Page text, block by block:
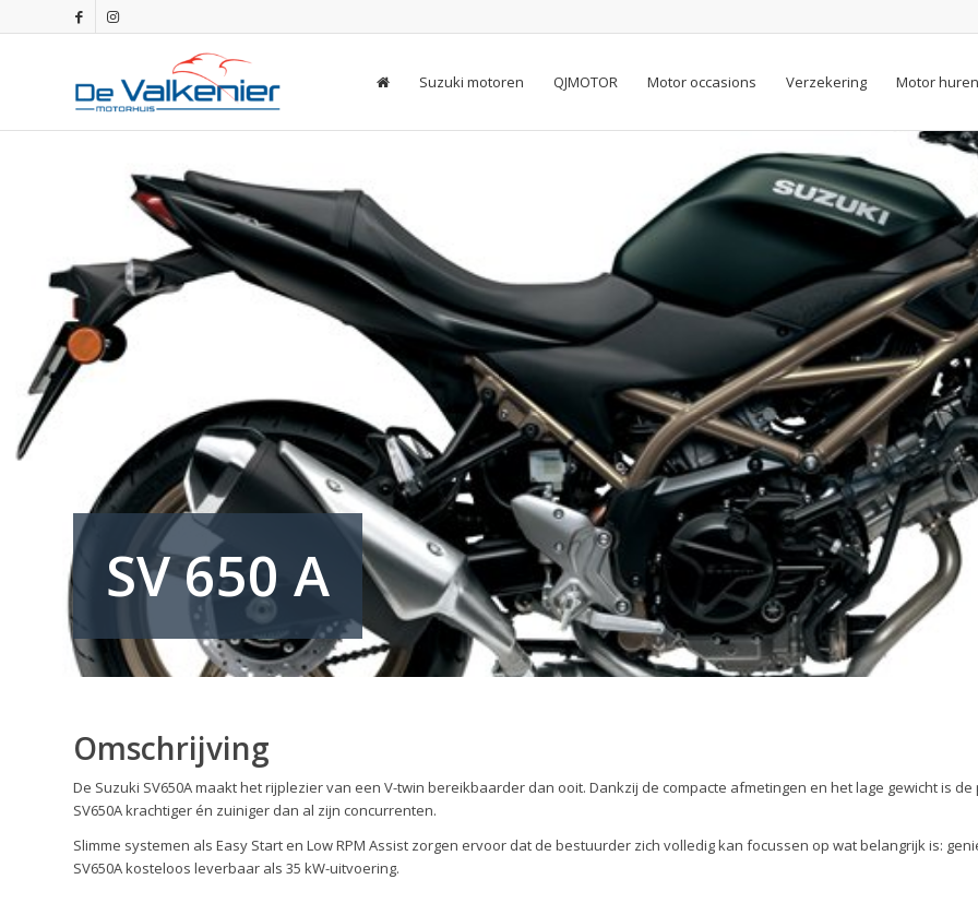
Suzuki motoren QJMOTOR Motor occasions Verzekering Motor huren
SV 650 A
Omschrijving
De Suzuki SV650A maakt het rijplezier van een V-twin bereikbaarder dan ooit. Dankzij de compacte afmetingen en het lage gewicht is
SV650A krachtiger én zuiniger dan al zijn concurrenten.
Slimme systemen als Easy Start en Low RPM Assist zorgen ervoor dat de bestuurder zich volledig kan focussen op wat belangrijk is:
SV650A kosteloos leverbaar als 35 kW-uitvoering.